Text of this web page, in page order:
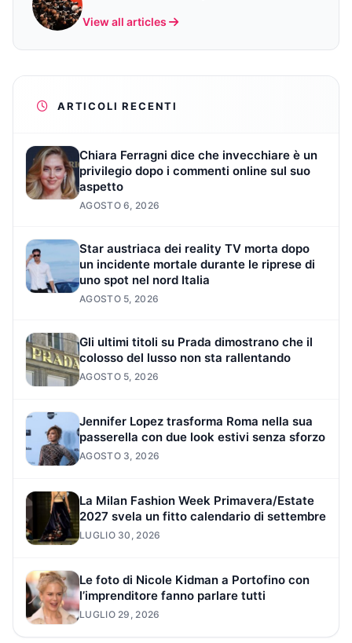
View all articles
ARTICOLI RECENTI
Chiara Ferragni dice che invecchiare è un
privilegio dopo i commenti online sul suo
aspetto
AGOSTO 6, 2026
Star austriaca dei reality TV morta dopo
un incidente mortale durante le riprese di
uno spot nel nord Italia
AGOSTO 5, 2026
Gli ultimi titoli su Prada dimostrano che il
colosso del lusso non sta rallentando
AGOSTO 5, 2026
Jennifer Lopez trasforma Roma nella sua
passerella con due look estivi senza sforzo
AGOSTO 3, 2026
La Milan Fashion Week Primavera/Estate
2027 svela un fitto calendario di settembre
LUGLIO 30, 2026
Le foto di Nicole Kidman a Portofino con
l’imprenditore fanno parlare tutti
LUGLIO 29, 2026